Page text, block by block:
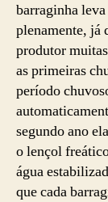
barraginha
plenamente, já
produtor
as primeiras
período
segundo ano
o lençol
água
que cada